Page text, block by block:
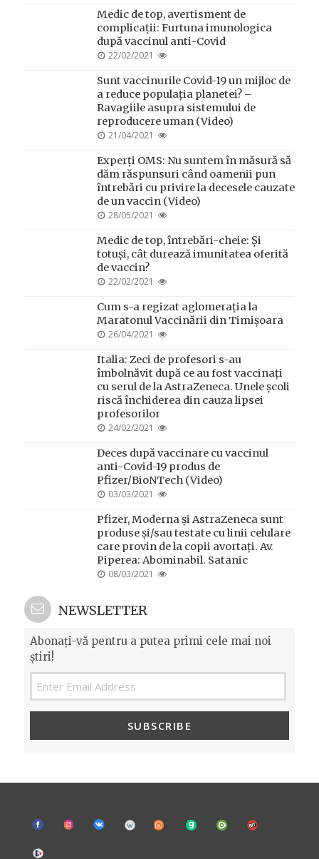
Medic de top, avertisment de
complicații: Furtuna imunologica
după vaccinul anti-Covid
POSTED
22/02/2021
Sunt vaccinurile Covid-19 un mijloc de
a reduce populația planetei? –
Ravagiile asupra sistemului de
reproducere uman (Video)
POSTED
21/04/2021
Experți OMS: Nu suntem în măsură să
dăm răspunsuri când oamenii pun
întrebări cu privire la decesele cauzate
de un vaccin (Video)
POSTED
28/05/2021
Medic de top, întrebări-cheie: Și
totuși, cât durează imunitatea oferită
de vaccin?
POSTED
22/02/2021
Cum s-a regizat aglomerația la
Maratonul Vaccinării din Timișoara
POSTED
26/04/2021
Italia: Zeci de profesori s-au
îmbolnăvit după ce au fost vaccinați
cu serul de la AstraZeneca. Unele școli
riscă închiderea din cauza lipsei
profesorilor
POSTED
24/02/2021
Deces după vaccinare cu vaccinul
anti-Covid-19 produs de
Pfizer/BioNTech (Video)
POSTED
03/03/2021
Pfizer, Moderna și AstraZeneca sunt
produse și/sau testate cu linii celulare
care provin de la copii avortați. Av.
Piperea: Abominabil. Satanic
POSTED
08/03/2021
NEWSLETTER
Abonați-vă pentru a putea primi cele mai noi
știri!
SUBSCRIBE